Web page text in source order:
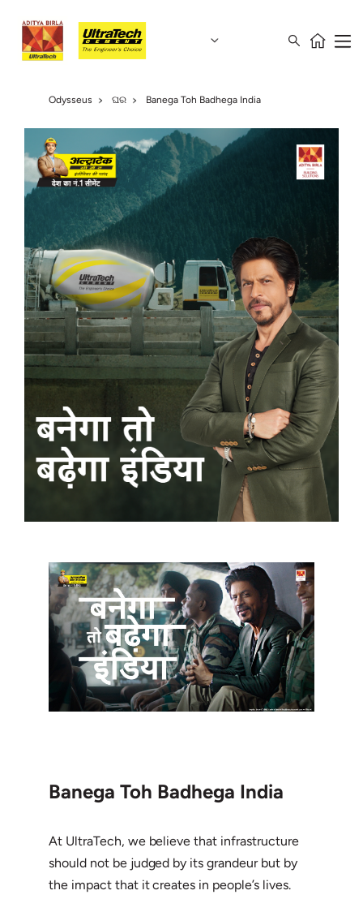
Odysseus ଘର Banega Toh Badhega India
Banega Toh Badhega India
At UltraTech, we believe that infrastructure
should not be judged by its grandeur but by
the impact that it creates in people’s lives.